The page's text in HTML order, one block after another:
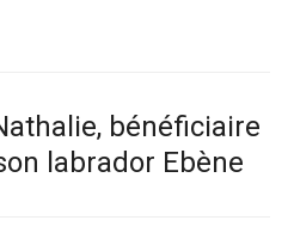
bénéficiaire
labrador Ebène